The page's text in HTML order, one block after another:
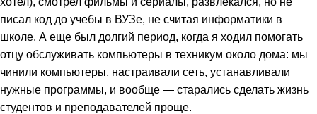
писал код до учебы в ВУЗе, не считая информатики в
школе. А еще был долгий период, когда я ходил помогать
отцу обслуживать компьютеры в техникум около дома: мы
чинили компьютеры, настраивали сеть, устанавливали
нужные программы, и вообще — старались сделать жизнь
студентов и преподавателей проще.